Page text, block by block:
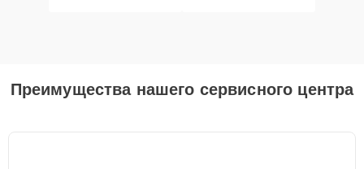
Преимущества нашего сервисного центра